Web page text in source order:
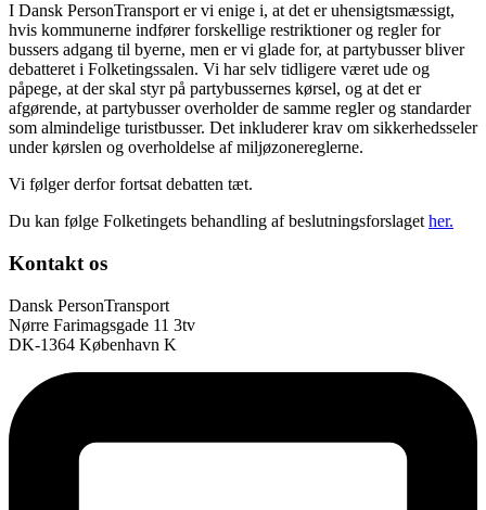
I Dansk PersonTransport er vi enige i, at det er uhensigtsmæssigt,
hvis kommunerne indfører forskellige restriktioner og regler for
bussers adgang til byerne, men er vi glade for, at partybusser bliver
debatteret i Folketingssalen. Vi har selv tidligere været ude og
påpege, at der skal styr på partybussernes kørsel, og at det er
afgørende, at partybusser overholder de samme regler og standarder
som almindelige turistbusser. Det inkluderer krav om sikkerhedsseler
under kørslen og overholdelse af miljøzonereglerne.
Vi følger derfor fortsat debatten tæt.
Du kan følge Folketingets behandling af beslutningsforslaget her.
Kontakt os
Dansk PersonTransport
Nørre Farimagsgade 11 3tv
DK-1364 København K